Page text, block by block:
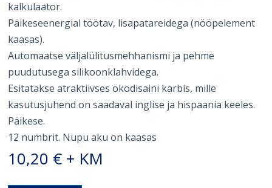
kalkulaator.
Päikeseenergial töötav, lisapatareidega (nööpelement
kaasas).
Automaatse väljalülitusmehhanismi ja pehme
puudutusega silikoonklahvidega.
Esitatakse atraktiivses ökodisaini karbis, mille
kasutusjuhend on saadaval inglise ja hispaania keeles.
Päikese.
12 numbrit. Nupu aku on kaasas
10,20 € + KM